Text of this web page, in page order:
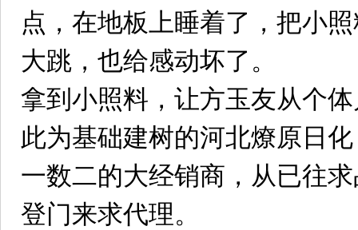
点，在地板上睡着了，把小
大跳，也给感动坏了。
拿到小照料，让方玉友从个
此为基础建树的河北燎原日
一数二的大经销商，从已往
登门来求代理。